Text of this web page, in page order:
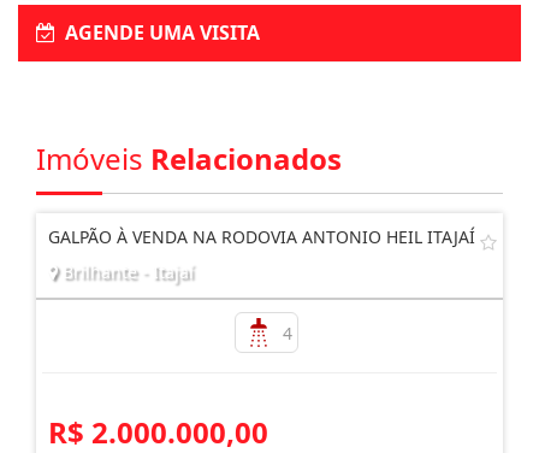
AGENDE UMA VISITA
Imóveis Relacionados
GALPÃO À VENDA NA RODOVIA ANTONIO HEIL ITAJAÍ
Brilhante - Itajaí
4
R$ 2.000.000,00